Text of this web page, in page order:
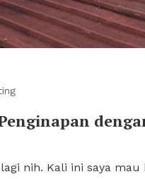
nih. Kali ini saya